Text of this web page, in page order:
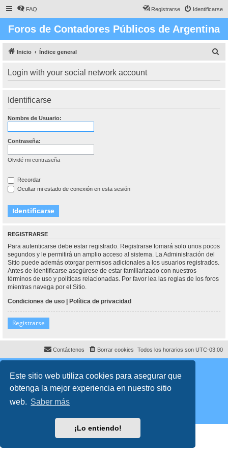
Este sitio web utiliza cookies para asegurar que
obtenga la mejor experiencia en nuestro sitio
web. Saber más
¡Lo entiendo!
FAQ Identificarse
Registrarse
Foros de Contadores Públicos de Argentina
Inicio Índice general
Login with your social network account
Identificarse
Nombre de Usuario:
Contraseña:
Olvidé mi contraseña
Recordar
Ocultar mi estado de conexión en esta sesión
REGISTRARSE
Para autenticarse debe estar registrado. Registrarse tomará solo unos pocos
segundos y le permitirá un amplio acceso al sistema. La Administración del
Sitio puede además otorgar permisos adicionales a los usuarios registrados.
Antes de identificarse asegúrese de estar familiarizado con nuestros
términos de uso y políticas relacionadas. Por favor lea las reglas de los foros
mientras navega por el Sitio.
Condiciones de uso | Política de privacidad
Registrarse
Todos los horarios son UTC-03:00
Borrar cookies
Contáctenos
Traducción al español porphpBB España
Abogados Argentinos
Privacidad|Condiciones